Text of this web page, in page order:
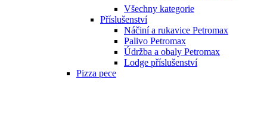
Všechny kategorie
Příslušenství
Náčiní a rukavice Petromax
Palivo Petromax
Údržba a obaly Petromax
Lodge příslušenství
Pizza pece